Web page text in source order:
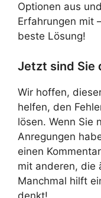
Optionen aus
Erfahrungen mit
beste Lösung!
Jetzt sind Sie
Wir hoffen,
helfen, den
lösen. Wenn Sie
Anregungen
einen
mit anderen, die
Manchmal hilft
denkt!